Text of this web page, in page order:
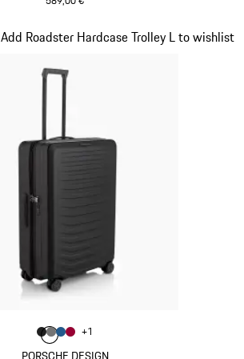
Add Roadster Hardcase Trolley L to wishlist
Farbe
Farbemattschwarz
Farbe nardograu
Farbemattblau
Farbe
+1